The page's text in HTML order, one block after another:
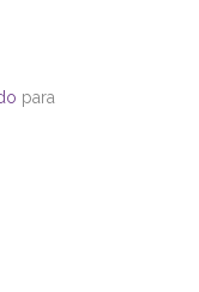
para